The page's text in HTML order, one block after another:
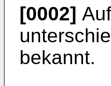
[0002]
bekannt.